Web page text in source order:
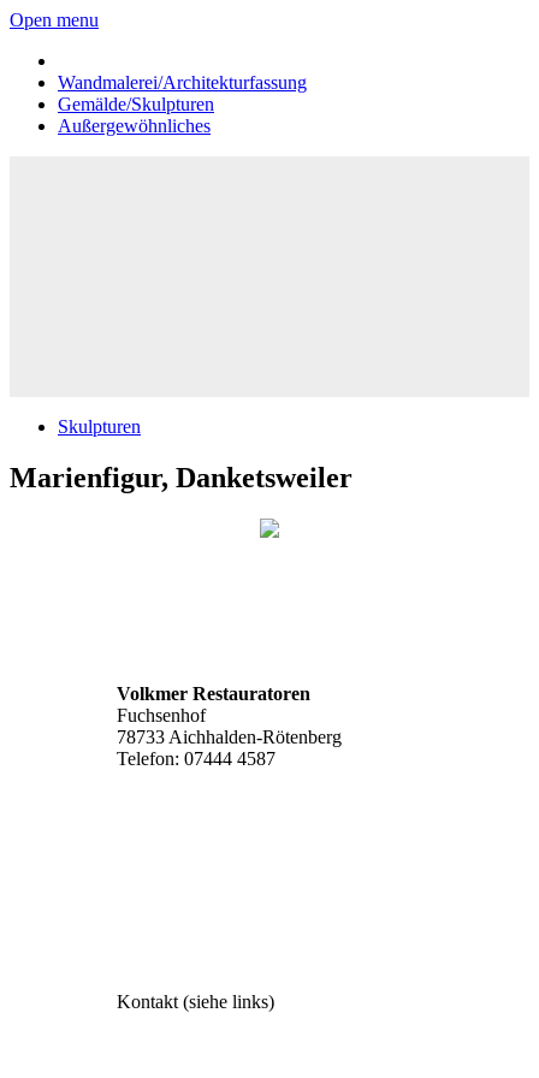
Open menu
Wandmalerei/Architekturfassung
Gemälde/Skulpturen
Außergewöhnliches
Skulpturen
Marienfigur, Danketsweiler
Volkmer Restauratoren
Fuchsenhof
78733 Aichhalden-Rötenberg
Telefon: 07444 4587
Kontakt (siehe links)